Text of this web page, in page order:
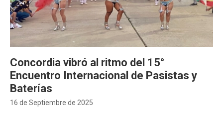
16 de Septiembre de 2025
Concordia vibró al ritmo del 15°
Encuentro Internacional de Pasistas y
Baterías